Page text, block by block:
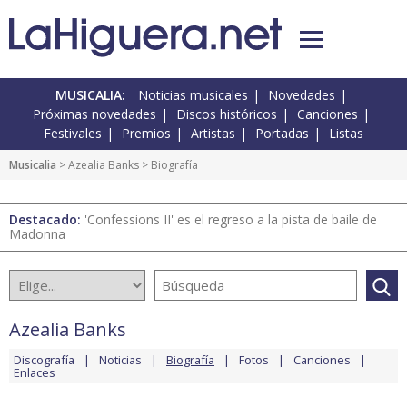
MUSICALIA: Noticias musicales
Novedades
Próximas novedades
Discos históricos
Canciones
Festivales
Premios Artistas Portadas Listas
Musicalia >Azealia Banks > Biografía
Destacado: 'Confessions II' es el regreso a la pista de baile de
Madonna
Azealia Banks
Discografía Noticias Biografía Fotos Canciones
Enlaces